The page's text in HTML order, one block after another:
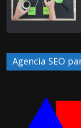
Agencia SEO